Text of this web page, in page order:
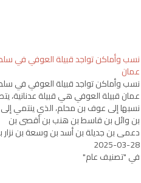
نسب وأماكن تواجد قبيلة العوفي في
عمان
نسب وأماكن تواجد قبيلة العوفي في
عمان قبيلة العوفي هي قبيلة عدنانية،
نسبها إلى عوف بن محلم، الذي ينتمي
بن وائل بن قاسط بن هنب بن أقصى بن
دعمي بن جديلة بن أسد بن وسعة بن نزار
معد بن عدنان. يعتبر هذا النسب من
2025-03-28
في "تصنيف عام"